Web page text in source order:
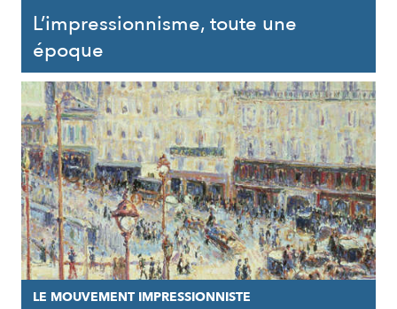
L’impressionnisme, toute une
époque
LE MOUVEMENT IMPRESSIONNISTE